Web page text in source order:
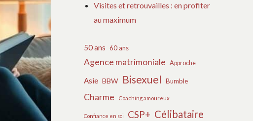
Visites et retrouvailles : en profiter
au maximum
50 ans 60 ans
Agence matrimoniale Approche
Asie BBW Bisexuel Bumble
Charme Coaching amoureux
Confiance en soi CSP+ Célibataire